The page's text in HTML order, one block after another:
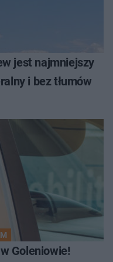
jest najmniejszy
i bez tłumów
Goleniowie!